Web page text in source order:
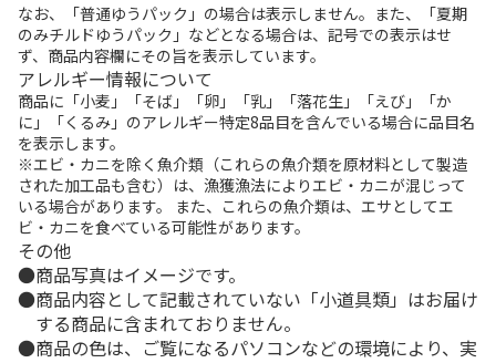
なお、「普通ゆうパック」の場合は表示しません。また、「夏期
のみチルドゆうパック」などとなる場合は、記号での表示はせ
ず、商品内容欄にその旨を表示しています。
アレルギー情報について
商品に「小麦」「そば」「卵」「乳」「落花生」「えび」「か
に」「くるみ」のアレルギー特定8品目を含んでいる場合に品目名
を表示します。
※エビ・カニを除く魚介類（これらの魚介類を原材料として製造
された加工品も含む）は、漁獲漁法によりエビ・カニが混じって
いる場合があります。 また、これらの魚介類は、エサとしてエ
ビ・カニを食べている可能性があります。
その他
商品写真はイメージです。
商品内容として記載されていない「小道具類」はお届け
する商品に含まれておりません。
商品の色は、ご覧になるパソコンなどの環境により、実